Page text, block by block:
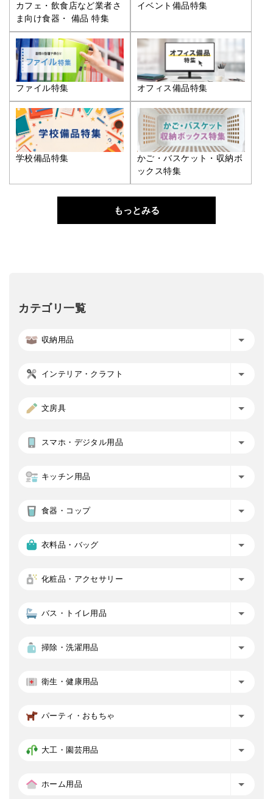
カフェ・飲食店など業者さ
ま向け食器・ 備品 特集
イベント備品特集
ファイル特集 オフィス備品特集
学校備品特集
かご・バスケット・収納ボ
ックス特集
もっとみる
カテゴリ一覧
収納用品
インテリア・クラフト
文房具
スマホ・デジタル用品
キッチン用品
食器・コップ
衣料品・バッグ
化粧品・アクセサリー
バス・トイレ用品
掃除・洗濯用品
衛生・健康用品
パーティ・おもちゃ
大工・園芸用品
ホーム用品